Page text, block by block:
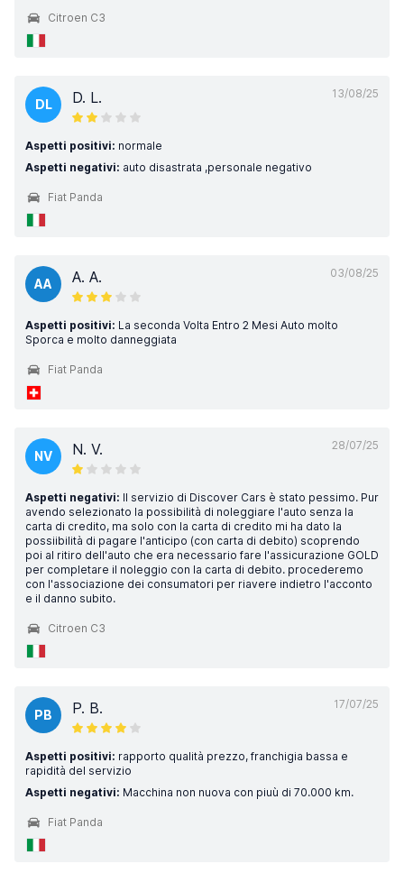
Citroen C3
13/08/25
DL D. L.
Aspetti positivi: normale
Aspetti negativi: auto disastrata ,personale negativo
Fiat Panda
03/08/25
AA A. A.
Aspetti positivi: La seconda Volta Entro 2 Mesi Auto molto
Sporca e molto danneggiata
Fiat Panda
28/07/25
NV N. V.
Aspetti negativi: Il servizio di Discover Cars è stato pessimo. Pur
avendo selezionato la possibilità di noleggiare l'auto senza la
carta di credito, ma solo con la carta di credito mi ha dato la
possiibilità di pagare l'anticipo (con carta di debito) scoprendo
poi al ritiro dell'auto che era necessario fare l'assicurazione GOLD
per completare il noleggio con la carta di debito. procederemo
con l'associazione dei consumatori per riavere indietro l'acconto
e il danno subito.
Citroen C3
17/07/25
PB P. B.
Aspetti positivi: rapporto qualità prezzo, franchigia bassa e
rapidità del servizio
Aspetti negativi: Macchina non nuova con piuù di 70.000 km.
Fiat Panda